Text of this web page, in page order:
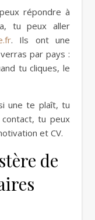
répondre à
tu peux aller
. Ils ont une
par pays :
tu cliques, le
une te plaît, tu
tu peux
et CV.
de